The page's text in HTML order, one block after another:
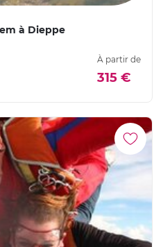
à Dieppe
À partir de
315 €